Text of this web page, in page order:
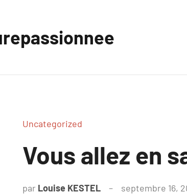
Uncategorized
Vous allez en
par Louise KESTEL septembre 16,